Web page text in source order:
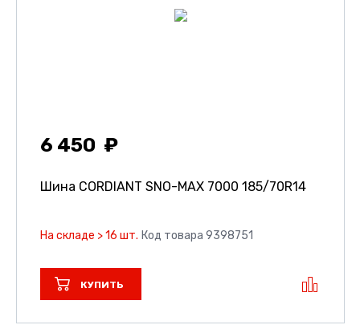
6 450
Шина CORDIANT SNO-MAX 7000 185/70R14
На складе > 16 шт. Код товара 9398751
КУПИТЬ